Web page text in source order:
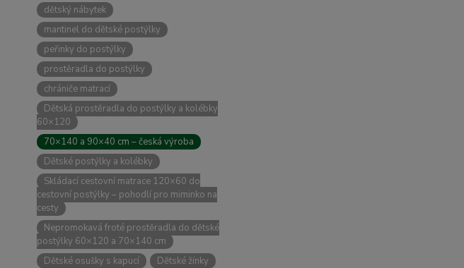
dětský nábytek
mantinel do dětské postýlky
peřinky do postýlky
prostěradla do postýlky
chrániče matrací
Dětská prostěradla do postýlky a kolébky
60×120
70×140 a 90×40 cm – česká výroba
Dětské postýlky a kolébky
Skládací cestovní matrace 120×60 do
cestovní postýlky – pohodlí pro miminko na
cesty
Nepromokavá froté prostěradla do dětské
postýlky 60×120 a 70×140 cm
Dětské osušky s kapucí
Dětské žínky